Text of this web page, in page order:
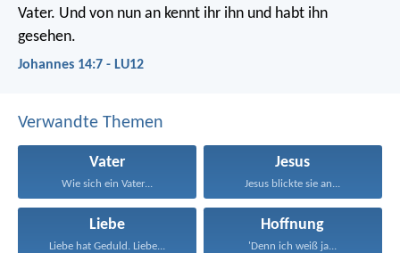
Vater. Und von nun an kennt ihr ihn und habt ihn
gesehen.
Johannes 14:7 - LU12
Verwandte Themen
Vater
Wie sich ein Vater...
Jesus
Jesus blickte sie an...
Liebe
Liebe hat Geduld. Liebe...
Hoffnung
'Denn ich weiß ja...